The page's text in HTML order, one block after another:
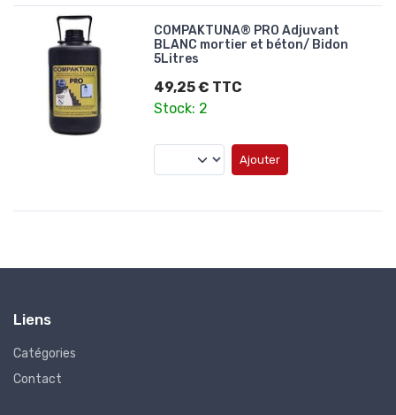
COMPAKTUNA® PRO Adjuvant
BLANC mortier et béton/ Bidon
5Litres
49,25 € TTC
Stock: 2
Ajouter
Liens
Catégories
Contact